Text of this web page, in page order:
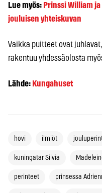
Lue myös: Prinssi William
jouluisen yhteiskuvan
Vaikka puitteet ovat
rakentuu yhdessäolosta
Lähde: Kungahuset
hovi ilmiöt
kuningatar Silvia
perinteet prinsessa